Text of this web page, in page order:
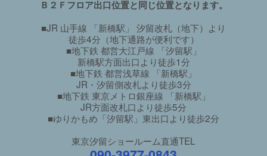
Ｂ２Ｆフロア出口位置と同じ位置となります。
■JR 山手線 「新橋駅」 汐留改札（地下）より
徒歩4分（地下通路が便利です）
■地下鉄 都営大江戸線 「汐留駅」
新橋駅方面出口より徒歩1分
■地下鉄 都営浅草線 「新橋駅」
JR・汐留側改札より徒歩3分
■地下鉄 東京メトロ銀座線 「新橋駅」
JR方面改札口より徒歩5分
■ゆりかもめ「汐留駅」東出口より徒歩2分
東京汐留ショールーム直通TEL